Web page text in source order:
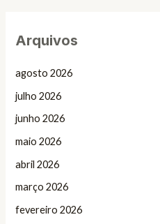
Arquivos
agosto 2026
julho 2026
junho 2026
maio 2026
abril 2026
março 2026
fevereiro 2026